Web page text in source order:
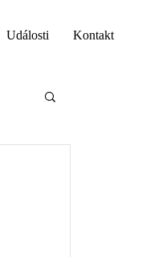
Události Kontakt